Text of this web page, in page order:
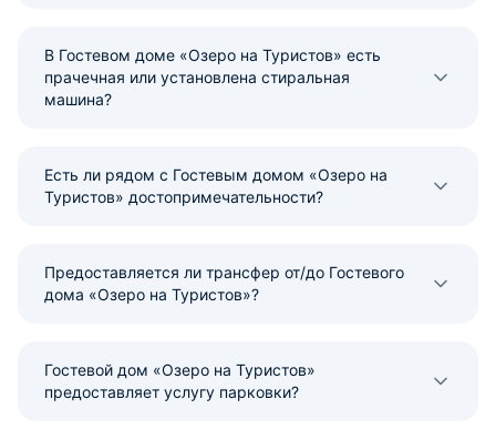
В Гостевом доме «Озеро на Туристов» есть
прачечная или установлена стиральная
машина?
Есть ли рядом с Гостевым домом «Озеро на
Туристов» достопримечательности?
Предоставляется ли трансфер от/до Гостевого
дома «Озеро на Туристов»?
Гостевой дом «Озеро на Туристов»
предоставляет услугу парковки?